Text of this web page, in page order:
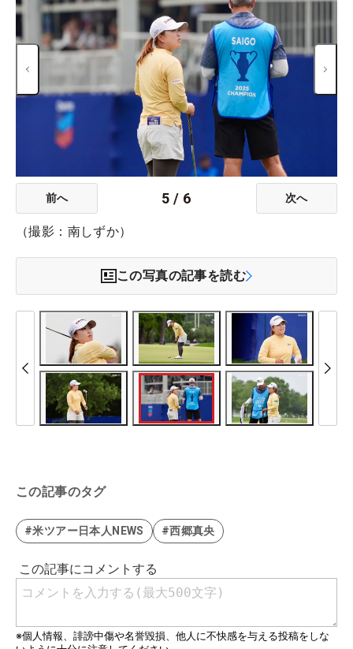
前へ 5 / 6 次へ
（撮影：南しずか）
この写真の記事を読む
この記事のタグ
#米ツアー日本人NEWS #西郷真央